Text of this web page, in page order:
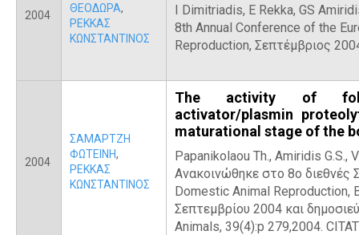
2004
ΘΕΟΔΩΡΑ,
ΡΕΚΚΑΣ
ΚΩΝΣΤΑΝΤΙΝΟΣ
Ι Dimitriadis, E Rekka, GS
8th Annual Conference of the
Reproduction, Σεπτέμβριος
2004
ΣΑΜΑΡΤΖΗ
ΦΩΤΕΙΝΗ,
ΡΕΚΚΑΣ
ΚΩΝΣΤΑΝΤΙΝΟΣ
The activity of
activator/plasmin
maturational stage of the
Papanikolaou Th., Amiridis G.S.,
Ανακοινώθηκε στο 8ο διεθνές
Domestic Animal Reproduction,
Σεπτεμβρίου 2004 και
Animals, 39(4):p 279,2004.